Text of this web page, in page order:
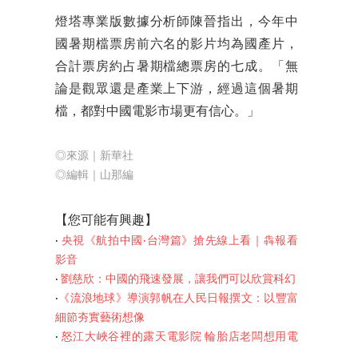
燈塔專業版數據分析師陳晉指出，今年中
國暑期檔票房前六名的影片均為國產片，
合計票房約占暑期檔總票房的七成。「無
論是觀眾還是產業上下游，經過這個暑期
檔，都對中國電影市場更有信心。」
◎來源｜新華社
◎編輯｜山那編
【您可 能有興趣】
‧ 央視《航拍中國·台灣篇》搶先線上看｜犇報看
影音
‧ 劉慈欣：中國的飛速發展，讓我們可以欣賞科幻
‧ 《流浪地球》導演郭帆在人民日報撰文：以豐富
細節夯實藝術想像
‧ 怒江大峽谷裡的露天電影院 輪胎店老闆想用電